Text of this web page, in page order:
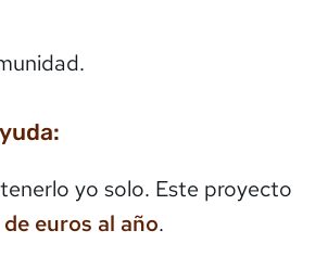
yo solo. Este proyecto
euros al año.